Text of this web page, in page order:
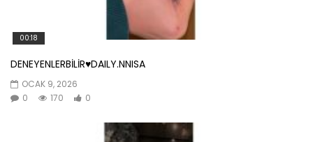
00:18
DENEYENLERBİLİR♥️DAILY.NNISA
OCAK 9, 2026
0
170 0